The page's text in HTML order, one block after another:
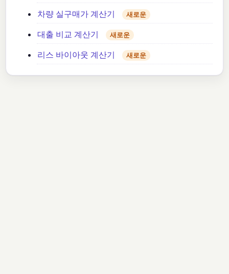
차량 실구매가 계산기 새로운
대출 비교 계산기 새로운
리스 바이아웃 계산기 새로운